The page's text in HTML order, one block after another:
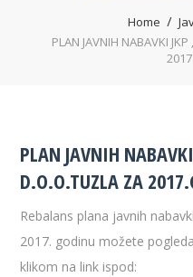
Home
PLAN JAVNIH NABAVKI
PLAN JAVNIH
D.O.O.TUZLA ZA
Rebalans plana javnih
2017. godinu možete
klikom na link ispod: